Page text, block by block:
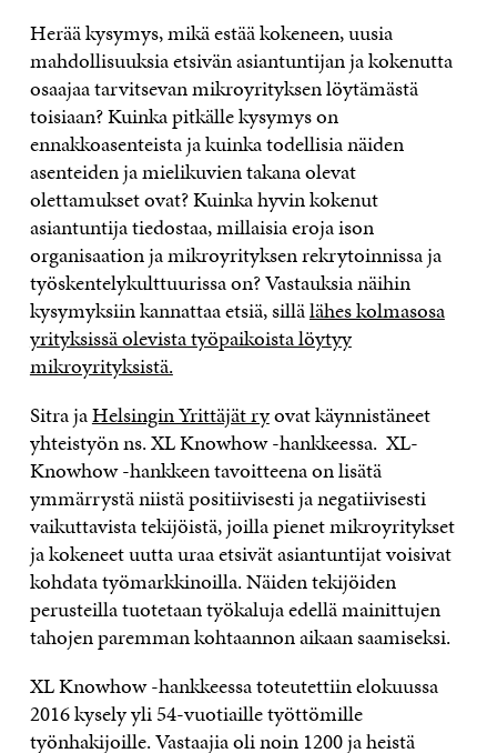
Herää kysymys, mikä estää kokeneen, uusia
mahdollisuuksia etsivän asiantuntijan ja kokenutta
osaajaa tarvitsevan mikroyrityksen löytämästä
toisiaan? Kuinka pitkälle kysymys on
ennakkoasenteista ja kuinka todellisia näiden
asenteiden ja mielikuvien takana olevat
olettamukset ovat? Kuinka hyvin kokenut
asiantuntija tiedostaa, millaisia eroja ison
organisaation ja mikroyrityksen rekrytoinnissa ja
työskentelykulttuurissa on? Vastauksia näihin
kysymyksiin kannattaa etsiä, sillälähes kolmasosa
yrityksissä olevista työpaikoista löytyy
mikroyrityksistä.
Sitra jaHelsingin Yrittäjät ryovat käynnistäneet
yhteistyön ns. XL Knowhow -hankkeessa. XL-
Knowhow -hankkeen tavoitteena on lisätä
ymmärrystä niistä positiivisesti ja negatiivisesti
vaikuttavista tekijöistä, joilla pienet mikroyritykset
ja kokeneet uutta uraa etsivät asiantuntijat voisivat
kohdata työmarkkinoilla. Näiden tekijöiden
perusteilla tuotetaan työkaluja edellä mainittujen
tahojen paremman kohtaannon aikaan saamiseksi.
XL Knowhow -hankkeessa toteutettiin elokuussa
2016 kysely yli 54-vuotiaille työttömille
työnhakijoille. Vastaajia oli noin 1200 ja heistä